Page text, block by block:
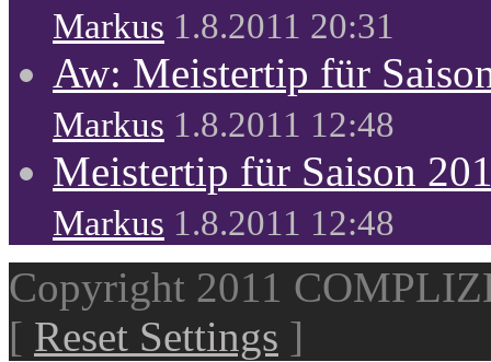
Markus 1.8.2011 20:31
Aw: Meistertip für
Markus 1.8.2011 12:48
Meistertip für Saison
Markus 1.8.2011 12:48
Copyright 2011
[ Reset Settings ]